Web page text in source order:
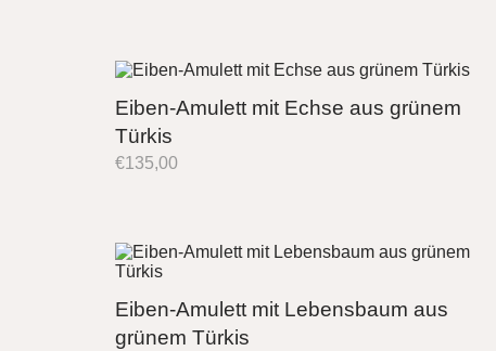
Eiben-Amulett mit Echse aus grünem
Türkis
€135,00
Eiben-Amulett mit Lebensbaum aus
grünem Türkis